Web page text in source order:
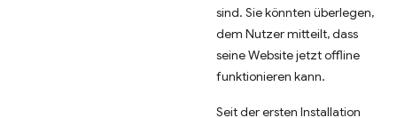
sind. Sie könnten überlegen,
dem Nutzer mitteilt, dass
seine Website jetzt offline
funktionieren kann.
Seit der ersten Installation